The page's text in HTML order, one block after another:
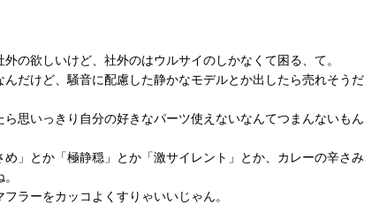
の欲しいけど、社外のはウルサイのしかなくて困る、て。
だけど、騒音に配慮した静かなモデルとか出したら売れそうだ
思いっきり自分の好きなパーツ使えないなんてつまんないもん
」とか「極静穏」とか「激サイレント」とか、カレーの辛さみ
ラーをカッコよくすりゃいいじゃん。